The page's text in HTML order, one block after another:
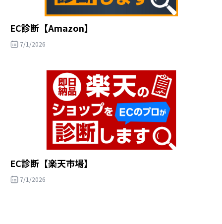
EC診断【Amazon】
7/1/2026
EC診断【楽天市場】
7/1/2026